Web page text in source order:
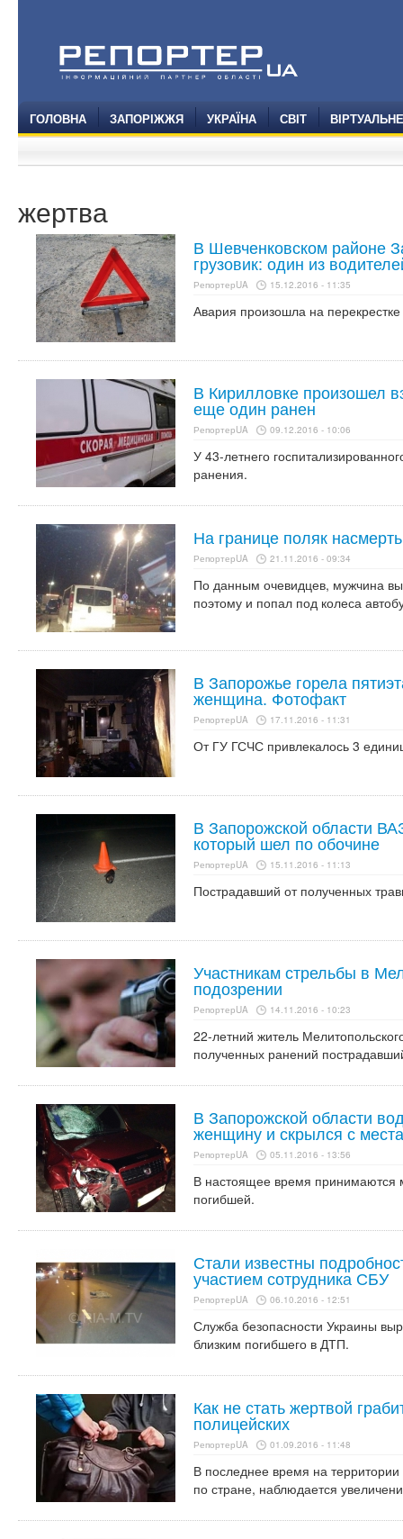
ГОЛОВНА ЗАПОРІЖЖЯ УКРАЇНА СВІТ
жертва
В Шевченковском районе
грузовик: один из
РепортерUA 15.12.2016 - 11:35
Авария произошла на
В Кирилловке произошел
еще один ранен
РепортерUA 09.12.2016 - 10:06
У 43-летнего
ранения.
На границе поляк
РепортерUA 21.11.2016 - 09:34
По данным очевидцев, мужчина
поэтому и попал под колеса
В Запорожье горела
женщина. Фотофакт
РепортерUA 17.11.2016 - 11:31
От ГУ ГСЧС привлекалось 3
В Запорожской области
который шел по обочине
РепортерUA 15.11.2016 - 11:13
Пострадавший от полученных
Участникам стрельбы в
подозрении
РепортерUA 14.11.2016 - 10:23
22-летний житель
полученных ранений
В Запорожской области
женщину и скрылся с
РепортерUA 05.11.2016 - 13:56
В настоящее время принимаются
погибшей.
Стали известны
участием сотрудника СБУ
РепортерUA 06.10.2016 - 12:51
Служба безопасности Украины
близким погибшего в ДТП.
Как не стать жертвой
полицейских
РепортерUA 01.09.2016 - 11:48
В последнее время на
по стране, наблюдается